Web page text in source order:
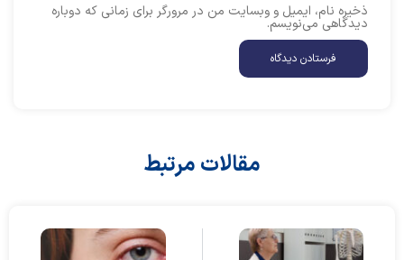
ذخیره نام، ایمیل و وبسایت من در مرورگر برای زمانی که دوباره
دیدگاهی می‌نویسم.
مقالات مرتبط